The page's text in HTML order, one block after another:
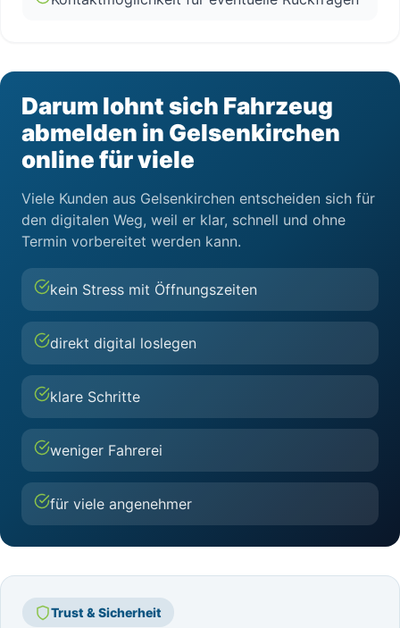
Darum lohnt sich Fahrzeug
abmelden in Gelsenkirchen
online für viele
Viele Kunden aus Gelsenkirchen entscheiden sich für
den digitalen Weg, weil er klar, schnell und ohne
Termin vorbereitet werden kann.
kein Stress mit Öffnungszeiten
direkt digital loslegen
klare Schritte
weniger Fahrerei
für viele angenehmer
Trust & Sicherheit